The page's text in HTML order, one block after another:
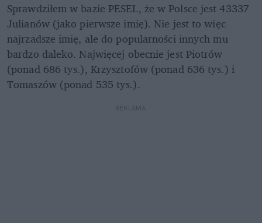
Sprawdziłem w bazie PESEL, że w Polsce jest 43337
Julianów (jako pierwsze imię). Nie jest to więc
najrzadsze imię, ale do popularności innych mu
bardzo daleko. Najwięcej obecnie jest Piotrów
(ponad 686 tys.), Krzysztofów (ponad 636 tys.) i
Tomaszów (ponad 535 tys.).
REKLAMA